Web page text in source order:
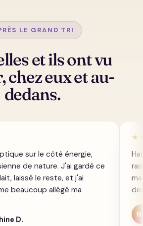
LE GRAND TRI
et ils ont vu
chez eux et au-
dedans.
le côté énergie,
J'ai gardé ce
reste, et j'ai
allégé ma
★★★★★
Hannah ne
rassure. J'ai
ma mère